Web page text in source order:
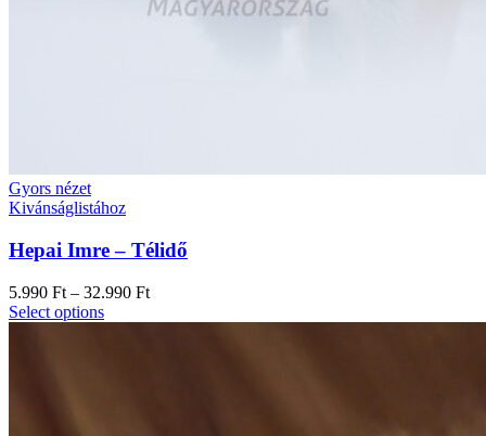
Gyors nézet
Kivánságlistához
Hepai Imre – Télidő
5.990 Ft – 32.990 Ft
Select options